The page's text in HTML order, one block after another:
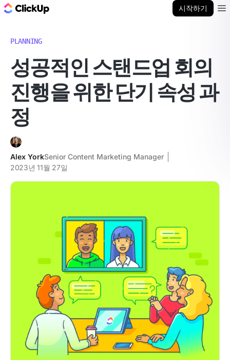
시작하기
PLANNING
성공적인 스탠드업 회의
진행을 위한 단기 속성 과
정
Alex YorkSenior Content Marketing Manager
2023년 11월 27일